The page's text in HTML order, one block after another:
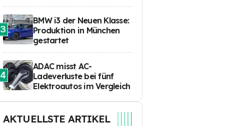
3
BMW i3 der Neuen Klasse:
Produktion in München
gestartet
4
ADAC misst AC-
Ladeverluste bei fünf
Elektroautos im Vergleich
AKTUELLSTE ARTIKEL